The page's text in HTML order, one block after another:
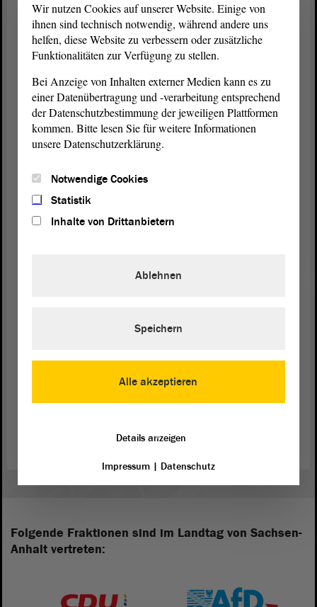
und Sport abgestimmten Änderungsempfehlungen
des Gesetzgebungs- und Beratungsdienstes zu
eigen. Seitens der Fraktionen gab es keine
Änderungsanträge hierzu.
Bei der folgenden Abstimmung wurde die
Annahme des Gesetzentwurfes mit den vom
Gesetzgebungs- und Beratungsdienst empfohlenen
Änderungen mit 9 : 0 : 3 Stimmen als die Ihnen in
verabschiedet.
Meine sehr verehrten Damen und Herren! Im
Namen des Ausschusses für Inneres und Sport bitte
Folgende Fraktionen sind im Landtag von Sachsen-
Anhalt vertreten:
Wir nutzen Cookies auf unserer Website. Einige von
ihnen sind technisch notwendig, während andere uns
helfen, diese Website zu verbessern oder zusätzliche
Funktionalitäten zur Verfügung zu stellen.
Bei Anzeige von Inhalten externer Medien kann es zu
einer Datenübertragung und -verarbeitung entsprechend
der Datenschutzbestimmung der jeweiligen Plattformen
kommen. Bitte lesen Sie für weitere Informationen
unsere Datenschutzerklärung.
Notwendige Cookies
Statistik
Inhalte von Drittanbietern
Alle akzeptieren
Ablehnen
Speichern
Details anzeigen
Impressum| Datenschutz